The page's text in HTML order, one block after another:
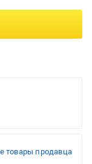
товары продавца